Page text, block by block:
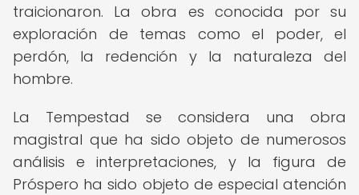
traicionaron. La obra es conocida por su
exploración de temas como el poder, el
perdón, la redención y la naturaleza del
hombre.
La Tempestad se considera una obra
magistral que ha sido objeto de numerosos
análisis e interpretaciones, y la figura de
Próspero ha sido objeto de especial atención